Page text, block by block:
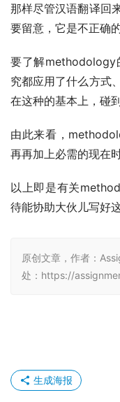
那样尽管汉语翻译回
要留意，它是不正确
要了解methodology
究都应用了什么方式
在这种的基本上，碰
由此来看，
再再加上必需的现在时
以上即是有关
待能协助大伙儿写好
原创文章，作者：
处：https://
生成海报